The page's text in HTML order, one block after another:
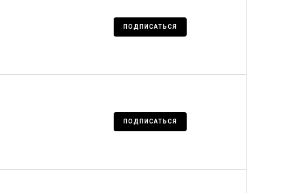
ПОДПИСАТЬСЯ
ПОДПИСАТЬСЯ